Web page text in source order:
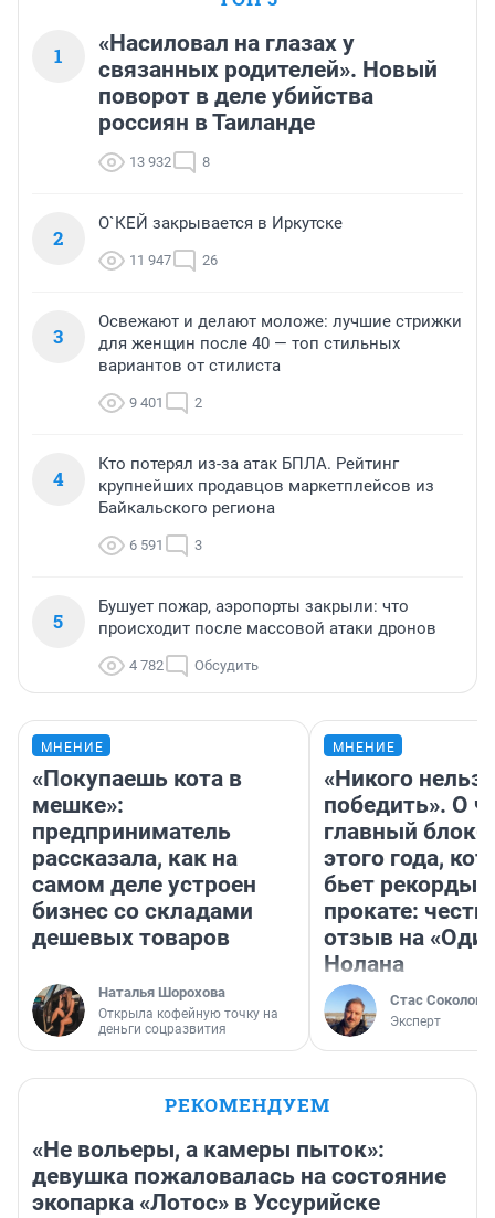
1
«Насиловал на глазах у
связанных родителей». Новый
поворот в деле убийства
россиян в Таиланде
13 932 8
2
О`КЕЙ закрывается в Иркутске
11 947 26
3
Освежают и делают моложе: лучшие стрижки
для женщин после 40 — топ стильных
вариантов от стилиста
9 401 2
4
Кто потерял из-за атак БПЛА. Рейтинг
крупнейших продавцов маркетплейсов из
Байкальского региона
6 591 3
5
Бушует пожар, аэропорты закрыли: что
происходит после массовой атаки дронов
4 782 Обсудить
МНЕНИЕ
«Покупаешь кота в
мешке»:
предприниматель
рассказала, как на
самом деле устроен
бизнес со складами
дешевых товаров
Наталья Шорохова
Открыла кофейную точку на
деньги соцразвития
МНЕНИЕ
«Никого нельзя
победить». О
главный
этого года,
бьет рекорды в
прокате:
отзыв на
Нолана
Стас Соколов
Эксперт
РЕКОМЕНДУЕМ
«Не вольеры, а камеры пыток»:
девушка пожаловалась на состояние
экопарка «Лотос» в Уссурийске